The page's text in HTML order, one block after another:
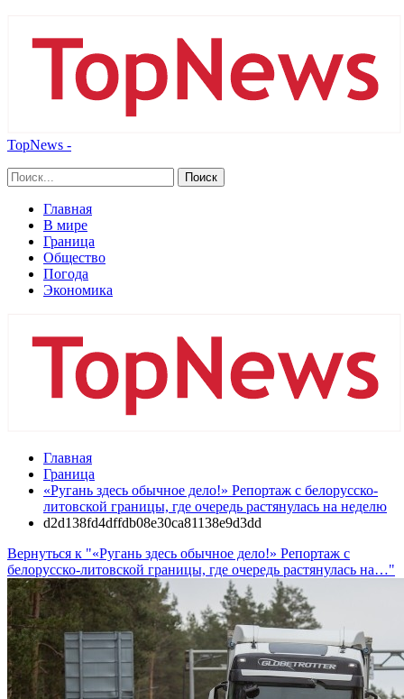
TopNews -
Главная
В мире
Граница
Общество
Погода
Экономика
Главная
Граница
«Ругань здесь обычное дело!» Репортаж с белорусско-
литовской границы, где очередь растянулась на неделю
d2d138fd4dffdb08e30ca81138e9d3dd
Вернуться к "«Ругань здесь обычное дело!» Репортаж с
белорусско-литовской границы, где очередь растянулась на…"